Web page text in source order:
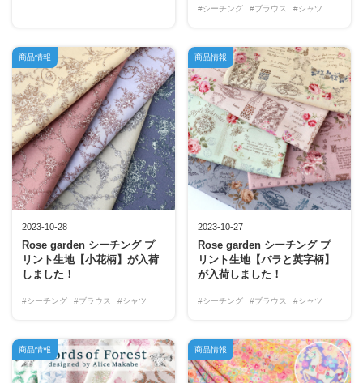
#シーチング #ブラウス #シャツ
2023-10-28
Rose garden シーチング プ
リント生地【小花柄】が入荷
しました！
#シーチング #ブラウス #シャツ
商品情報
2023-10-27
Rose garden シーチング プ
リント生地【バラと英字柄】
が入荷しました！
#シーチング #ブラウス #シャツ
商品情報
商品情報 商品情報